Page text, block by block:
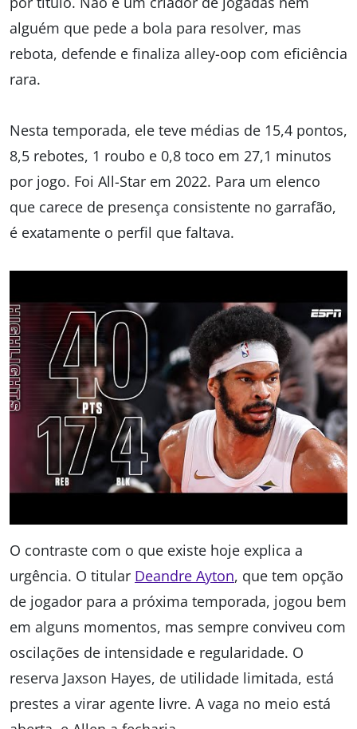
alguém que pede a bola para resolver, mas
rebota, defende e finaliza alley-oop com eficiência
rara.
Nesta temporada, ele teve médias de 15,4 pontos,
8,5 rebotes, 1 roubo e 0,8 toco em 27,1 minutos
por jogo. Foi All-Star em 2022. Para um elenco
que carece de presença consistente no garrafão,
é exatamente o perfil que faltava.
O contraste com o que existe hoje explica a
urgência. O titular Deandre Ayton, que tem opção
de jogador para a próxima temporada, jogou bem
em alguns momentos, mas sempre conviveu com
oscilações de intensidade e regularidade. O
reserva Jaxson Hayes, de utilidade limitada, está
prestes a virar agente livre. A vaga no meio está